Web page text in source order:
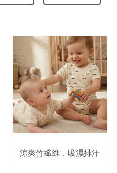
涼爽竹纖維．吸濕排汗